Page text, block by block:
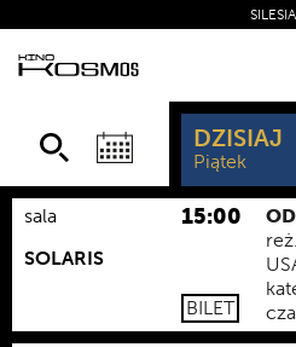
DZISIAJ
Piątek
sala
SOLARIS
15:00
BILET
reż.